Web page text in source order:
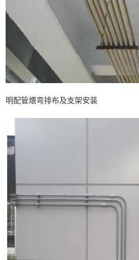
明配管煨弯排布及支架安装